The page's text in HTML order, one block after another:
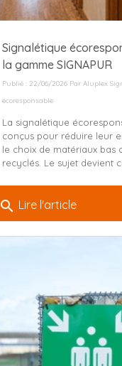
Signalétique
la gamme SIGNAPUR
Publié : 22/06/2026 Par Aluplex
écoresponsable
La signalétique
conçus pour réduire leur
le choix de matériaux bas
recyclés. Le sujet devient
search Lire l'article